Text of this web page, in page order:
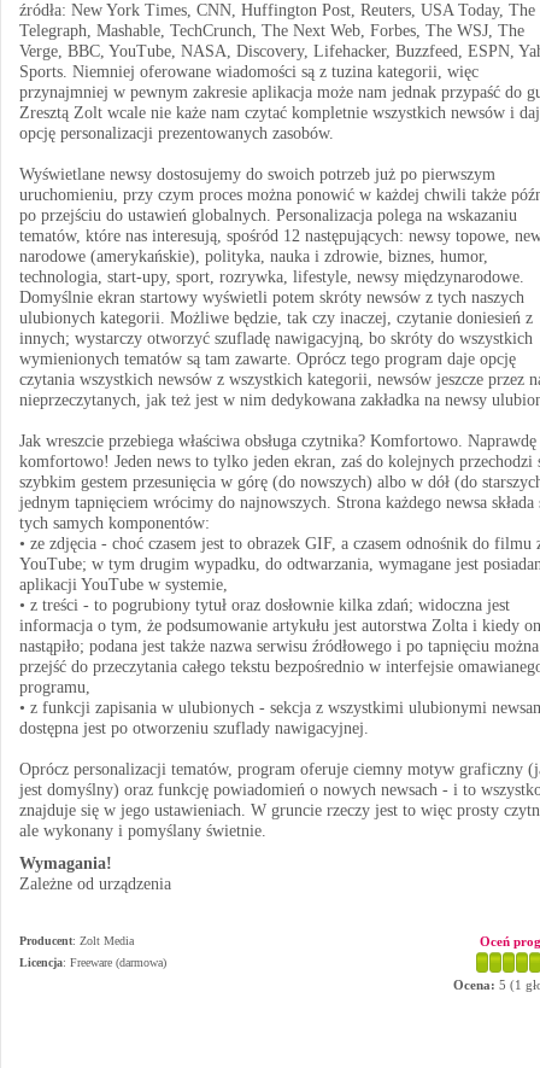
źródła: New York Times, CNN, Huffington Post, Reuters, USA Today, The
Telegraph, Mashable, TechCrunch, The Next Web, Forbes, The WSJ, The
Verge, BBC, YouTube, NASA, Discovery, Lifehacker, Buzzfeed, ESPN,
Sports. Niemniej oferowane wiadomości są z tuzina kategorii, więc
przynajmniej w pewnym zakresie aplikacja może nam jednak przypaść do
Zresztą Zolt wcale nie każe nam czytać kompletnie wszystkich newsów i
opcję personalizacji prezentowanych zasobów.
Wyświetlane newsy dostosujemy do swoich potrzeb już po pierwszym
uruchomieniu, przy czym proces można ponowić w każdej chwili także
po przejściu do ustawień globalnych. Personalizacja polega na wskazaniu
tematów, które nas interesują, spośród 12 następujących: newsy topowe,
narodowe (amerykańskie), polityka, nauka i zdrowie, biznes, humor,
technologia, start-upy, sport, rozrywka, lifestyle, newsy międzynarodowe.
Domyślnie ekran startowy wyświetli potem skróty newsów z tych naszych
ulubionych kategorii. Możliwe będzie, tak czy inaczej, czytanie doniesień z
innych; wystarczy otworzyć szufladę nawigacyjną, bo skróty do wszystkich
wymienionych tematów są tam zawarte. Oprócz tego program daje opcję
czytania wszystkich newsów z wszystkich kategorii, newsów jeszcze przez
nieprzeczytanych, jak też jest w nim dedykowana zakładka na newsy
Jak wreszcie przebiega właściwa obsługa czytnika? Komfortowo. Naprawdę
komfortowo! Jeden news to tylko jeden ekran, zaś do kolejnych przechodzi
szybkim gestem przesunięcia w górę (do nowszych) albo w dół (do
jednym tapnięciem wrócimy do najnowszych. Strona każdego newsa składa
tych samych komponentów:
• ze zdjęcia - choć czasem jest to obrazek GIF, a czasem odnośnik do filmu
YouTube; w tym drugim wypadku, do odtwarzania, wymagane jest
aplikacji YouTube w systemie,
• z treści - to pogrubiony tytuł oraz dosłownie kilka zdań; widoczna jest
informacja o tym, że podsumowanie artykułu jest autorstwa Zolta i kiedy
nastąpiło; podana jest także nazwa serwisu źródłowego i po tapnięciu można
przejść do przeczytania całego tekstu bezpośrednio w interfejsie
programu,
• z funkcji zapisania w ulubionych - sekcja z wszystkimi ulubionymi
dostępna jest po otworzeniu szuflady nawigacyjnej.
Oprócz personalizacji tematów, program oferuje ciemny motyw graficzny
jest domyślny) oraz funkcję powiadomień o nowych newsach - i to
znajduje się w jego ustawieniach. W gruncie rzeczy jest to więc prosty
ale wykonany i pomyślany świetnie.
Wymagania!
Zależne od urządzenia
Producent: Zolt Media
Licencja: Freeware (darmowa)
Oceń
Ocena: 5 (1